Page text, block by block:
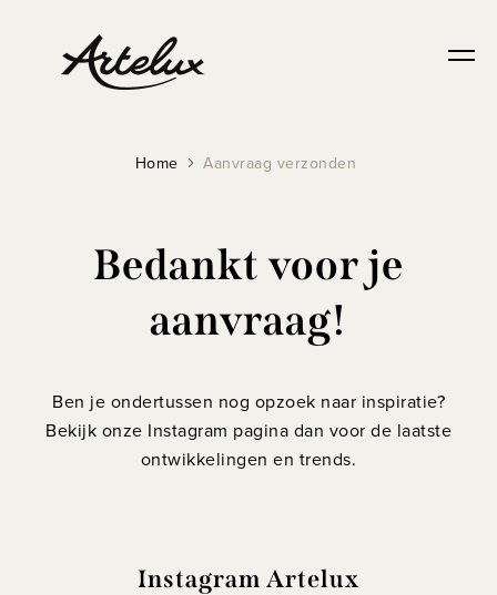
Home Aanvraag verzonden
Bedankt voor je
aanvraag!
Ben je ondertussen nog opzoek naar inspiratie?
Bekijk onze Instagram pagina dan voor de laatste
ontwikkelingen en trends.
Instagram Artelux